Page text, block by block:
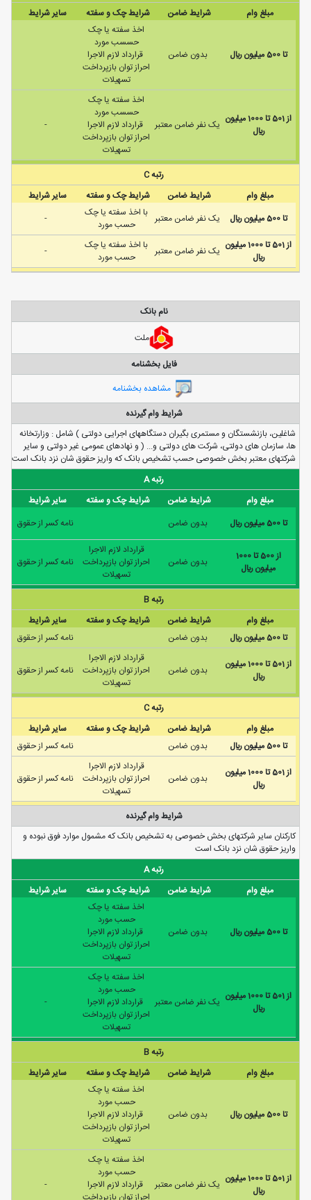
مبلغ وام
شرایط ضامن شرایط چک و سفته سایر شرایط
بدون ضامن
اخذ سفته یا چک
حسسب مورد
قرارداد لازم الاجرا
احراز توان بازپرداخت
تسهیلات
از 501 تا 1000 ميليون
ريال
يک نفر ضامن معتبر
اخذ سفته یا چک
حسسب مورد
قرارداد لازم الاجرا
احراز توان بازپرداخت
تسهیلات
رتبه C
مبلغ وام
شرایط ضامن شرایط چک و سفته
سایر شرایط
يک نفر ضامن معتبر
با اخذ سفته يا چک
حسب مورد
از 501 تا 1000 ميليون
ريال
يک نفر ضامن معتبر
با اخذ سفته يا چک
حسب مورد
نام بانک
ملت
فایل بخشنامه
مشاهده بخشنامه
شرایط وام گیرنده
شاغلين، بازنشستگان و مستمری بگيران دستگاههای اجرايی دولتی ) شامل : وزارتخانه
ها، سازمان های دولتی، شرکت های دولتی و... ( و نهادهای عمومی غير دولتی و ساير
شرکتهای معتبر بخش خصوصی حسب تشخيص بانک که واريز حقوق شان نزد بانک است
رتبه A
مبلغ وام
شرایط ضامن شرایط چک و سفته
سایر شرایط
بدون ضامن نامه كسر از حقوق
از 500 تا 1000
ميليون ريال
بدون ضامن
قرارداد لازم الاجرا
احراز توان بازپرداخت
تسهیلات
نامه كسر از حقوق
رتبه B
مبلغ وام
شرایط ضامن شرایط چک و سفته
سایر شرایط
بدون ضامن
نامه كسر از حقوق
از 501 تا 1000 ميليون
ريال
بدون ضامن
قرارداد لازم الاجرا
احراز توان بازپرداخت
تسهیلات
نامه كسر از حقوق
رتبه C
مبلغ وام
شرایط ضامن شرایط چک و سفته
سایر شرایط
بدون ضامن
نامه كسر از حقوق
از 501 تا 1000 ميليون
ريال
بدون ضامن
قرارداد لازم الاجرا
احراز توان بازپرداخت
تسهیلات
نامه كسر از حقوق
شرایط وام گیرنده
کارکنان ساير شرکتهای بخش خصوصی به تشخيص بانک که مشمول موارد فوق نبوده و
واريز حقوق شان نزد بانک است
رتبه A
مبلغ وام
شرایط ضامن شرایط چک و سفته سایر شرایط
بدون ضامن
اخذ سفته یا چک
حسب مورد
قرارداد لازم الاجرا
احراز توان بازپرداخت
تسهیلات
از 501 تا 1000 ميليون
ريال
يک نفر ضامن معتبر
اخذ سفته یا چک
حسب مورد
قرارداد لازم الاجرا
احراز توان بازپرداخت
تسهیلات
رتبه B
مبلغ وام
شرایط ضامن شرایط چک و سفته سایر شرایط
بدون ضامن
اخذ سفته یا چک
حسب مورد
قرارداد لازم الاجرا
احراز توان بازپرداخت
تسهیلات
از 501 تا 1000 ميليون
ريال
يک نفر ضامن معتبر
اخذ سفته یا چک
حسب مورد
قرارداد لازم الاجرا
احراز توان بازپرداخت